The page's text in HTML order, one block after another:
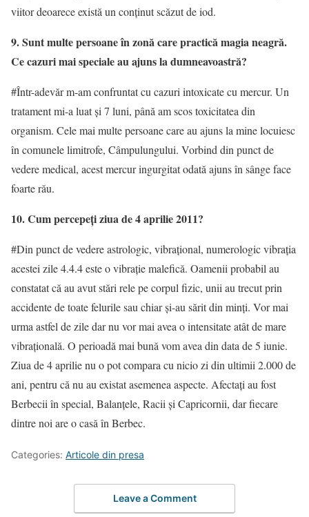
viitor deoarece există un conţinut scăzut de iod.
9. Sunt multe persoane în zonă care practică magia neagră.
Ce cazuri mai speciale au ajuns la dumneavoastră?
#Într-adevăr m-am confruntat cu cazuri intoxicate cu mercur. Un
tratament mi-a luat şi 7 luni, până am scos toxicitatea din
organism. Cele mai multe persoane care au ajuns la mine locuiesc
în comunele limitrofe, Câmpulungului. Vorbind din punct de
vedere medical, acest mercur ingurgitat odată ajuns în sânge face
foarte rău.
10. Cum percepeţi ziua de 4 aprilie 2011?
#Din punct de vedere astrologic, vibraţional, numerologic vibraţia
acestei zile 4.4.4 este o vibraţie malefică. Oamenii probabil au
constatat că au avut stări rele pe corpul fizic, unii au trecut prin
accidente de toate felurile sau chiar şi-au sărit din minţi. Vor mai
urma astfel de zile dar nu vor mai avea o intensitate atât de mare
vibraţională. O perioadă mai bună vom avea din data de 5 iunie.
Ziua de 4 aprilie nu o pot compara cu nicio zi din ultimii 2.000 de
ani, pentru că nu au existat asemenea aspecte. Afectaţi au fost
Berbecii în special, Balanţele, Racii şi Capricornii, dar fiecare
dintre noi are o casă în Berbec.
Categories: Articole din presa
Leave a Comment